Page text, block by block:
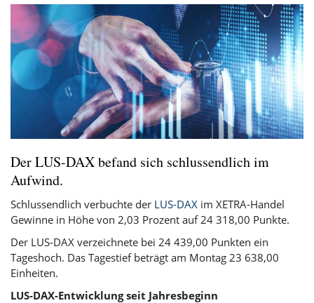
Der LUS-DAX befand sich schlussendlich im
Aufwind.
Schlussendlich verbuchte der LUS-DAX im XETRA-Handel
Gewinne in Höhe von 2,03 Prozent auf 24 318,00 Punkte.
Der LUS-DAX verzeichnete bei 24 439,00 Punkten ein
Tageshoch. Das Tagestief beträgt am Montag 23 638,00
Einheiten.
LUS-DAX-Entwicklung seit Jahresbeginn